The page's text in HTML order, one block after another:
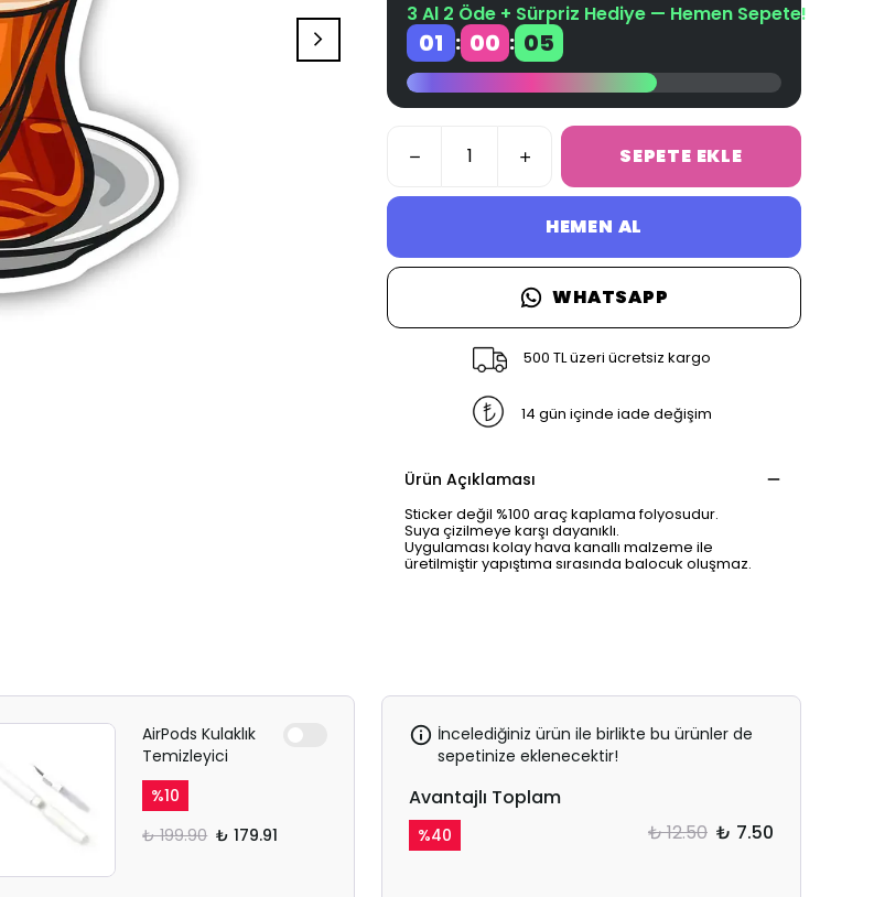
3 Al 2 Öde + Sürpriz Hediye — Hemen Sepete!
01 : 00 : 04
SEPETE EKLE
HEMEN AL
WHATSAPP
500 TL üzeri ücretsiz kargo
14 gün içinde iade değişim
Ürün Açıklaması
Sticker değil %100 araç kaplama folyosudur.
Suya çizilmeye karşı dayanıklı.
Uygulaması kolay hava kanallı malzeme ile
üretilmiştir yapıştıma sırasında balocuk oluşmaz.
AirPods Kulaklık
Temizleyici
%10
₺ 199.90 ₺ 179.91
İncelediğiniz ürün ile birlikte bu ürünler de
sepetinize eklenecektir!
Avantajlı Toplam
%40 ₺ 12.50 ₺ 7.50
SAFARİ GİZLİ SEKME